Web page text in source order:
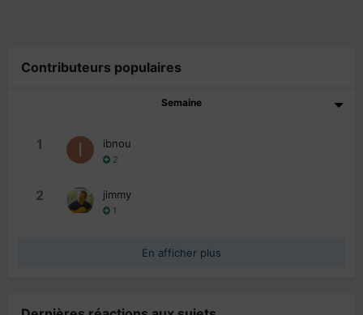
Contributeurs populaires
Semaine
1 ibnou
2
2 jimmy
1
En afficher plus